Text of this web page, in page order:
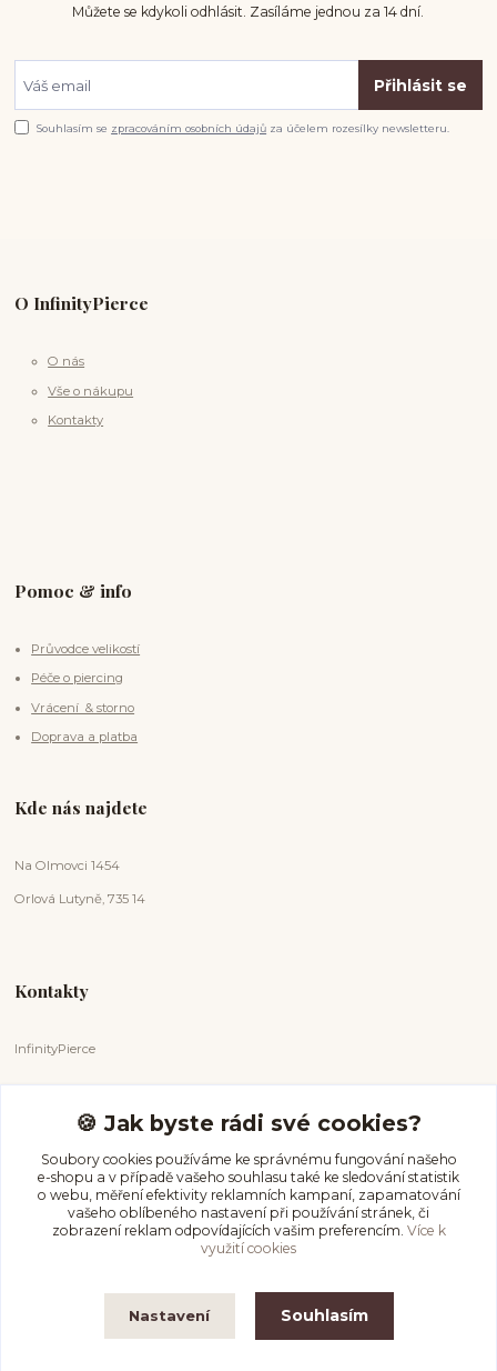
Můžete se kdykoli odhlásit. Zasíláme jednou za 14 dní.
Přihlásit se
Souhlasím se zpracováním osobních údajů za účelem rozesílky newsletteru.
O InfinityPierce
O nás
Vše o nákupu
Kontakty
Pomoc & info
Průvodce velikostí
Péče o piercing
Vrácení & storno
Doprava a platba
Kde nás najdete
Na Olmovci 1454
Orlová Lutyně, 735 14
Kontakty
InfinityPierce
+420 731 681 038
(Po-Ne, 9-18 hod.)
info@infinitypierce.cz
🍪 Jak byste rádi své cookies?
Soubory cookies používáme ke správnému fungování našeho
e-shopu a v případě vašeho souhlasu také ke sledování statistik
o webu, měření efektivity reklamních kampaní, zapamatování
vašeho oblíbeného nastavení při používání stránek, či
zobrazení reklam odpovídajících vašim preferencím. Více k
využití cookies
Nastavení Souhlasím